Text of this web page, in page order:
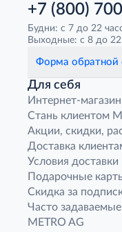
+7 (800)
Будни: с 7 до 22
Выходные: с 8 до 22
Форма обратной
Для себя
Интернет-магазин
Стань клиентом
Акции, скидки,
Доставка
Условия доставки
Подарочные
Скидка за
Часто
METRO AG